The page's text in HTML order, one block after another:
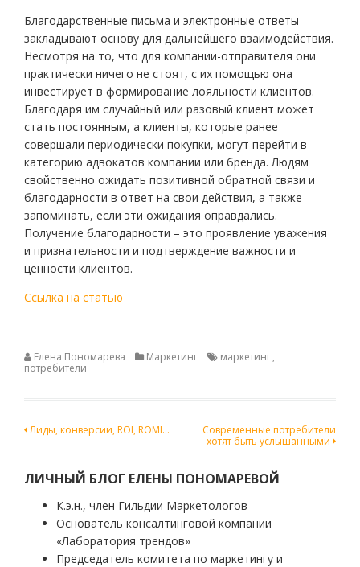
Благодарственные письма и электронные ответы
закладывают основу для дальнейшего взаимодействия.
Несмотря на то, что для компании-отправителя они
практически ничего не стоят, с их помощью она
инвестирует в формирование лояльности клиентов.
Благодаря им случайный или разовый клиент может
стать постоянным, а клиенты, которые ранее
совершали периодически покупки, могут перейти в
категорию адвокатов компании или бренда. Людям
свойственно ожидать позитивной обратной связи и
благодарности в ответ на свои действия, а также
запоминать, если эти ожидания оправдались.
Получение благодарности – это проявление уважения
и признательности и подтверждение важности и
ценности клиентов.
Ссылка на статью
Елена Пономарева Маркетинг маркетинг,
потребители
Навигация
записям
Лиды, конверсии, ROI, ROMI…
Современные потребители
хотят быть услышанными
ЛИЧНЫЙ БЛОГ ЕЛЕНЫ ПОНОМАРЕВОЙ
К.э.н., член Гильдии Маркетологов
Основатель консалтинговой компании
«Лаборатория трендов»
Председатель комитета по маркетингу и